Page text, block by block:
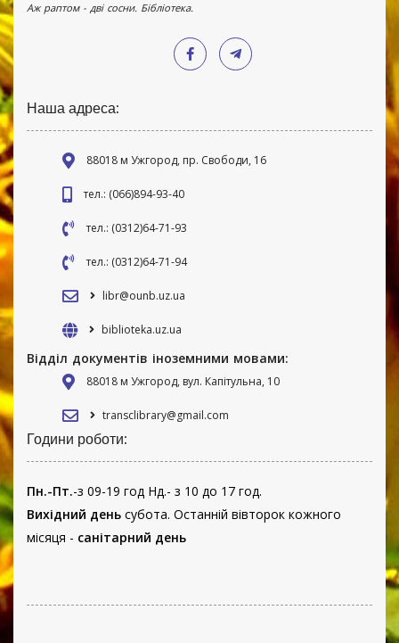
Аж раптом - дві сосни. Бібліотека.
Наша адреса:
88018 м Ужгород, пр. Свободи, 16
тел.: (066)894-93-40
тел.: (0312)64-71-93
тел.: (0312)64-71-94
libr@ounb.uz.ua
biblioteka.uz.ua
Відділ документів іноземними мовами:
88018 м Ужгород, вул. Капітульна, 10
transclibrary@gmail.com
Години роботи:
Пн.-Пт.-з 09-19 год Нд.- з 10 до 17 год.
Вихідний день субота. Останній вівторок кожного
місяця - санітарний день